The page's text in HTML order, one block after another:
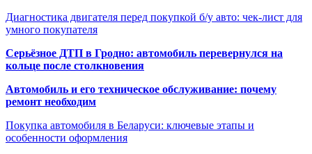
Диагностика двигателя перед покупкой б/у авто: чек-лист для
умного покупателя
Серьёзное ДТП в Гродно: автомобиль перевернулся на
кольце после столкновения
Автомобиль и его техническое обслуживание: почему
ремонт необходим
Покупка автомобиля в Беларуси: ключевые этапы и
особенности оформления